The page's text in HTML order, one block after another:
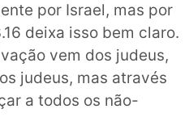
por Israel, mas por
deixa isso bem claro.
vem dos judeus,
judeus, mas através
a todos os não-